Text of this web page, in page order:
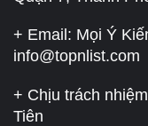
+ Email: Mọi Ý
info@topnlist.com
+ Chịu trách
Tiên